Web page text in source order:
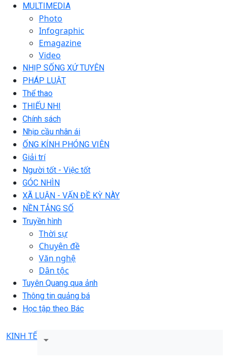
MULTIMEDIA
Photo
Infographic
Emagazine
Video
NHỊP SỐNG XỨ TUYÊN
PHÁP LUẬT
Thể thao
THIẾU NHI
Chính sách
Nhịp cầu nhân ái
ỐNG KÍNH PHÓNG VIÊN
Giải trí
Người tốt - Việc tốt
GÓC NHÌN
XÃ LUẬN - VẤN ĐỀ KỲ NÀY
NỀN TẢNG SỐ
Truyền hình
Thời sự
Chuyên đề
Văn nghệ
Dân tộc
Tuyên Quang qua ảnh
Thông tin quảng bá
Học tập theo Bác
KINH TẾ